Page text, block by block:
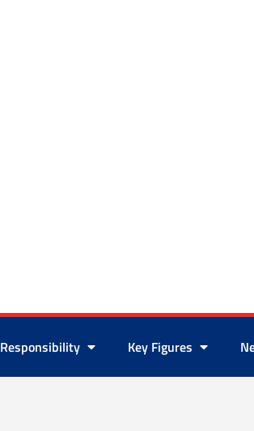
Responsibility Key Figures